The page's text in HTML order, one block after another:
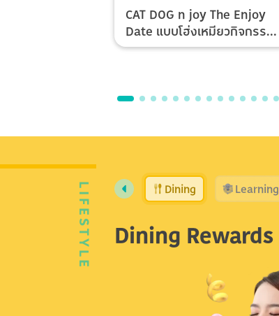
CAT DOG n joy The Enjoy
Date แบบโฮ่งเหมียวกิจกรรม
Top Spender & Lucky Fan
LIFESTYLE Dining Learning
Dining Rewards